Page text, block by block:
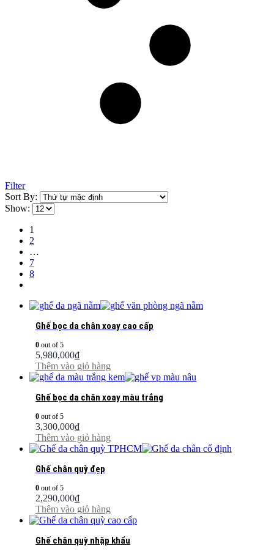
Filter
Sort By:
Show:
1
2
…
7
8
Ghế bọc da chân xoay cao cấp
0 out of 5
5,980,000₫
Thêm vào giỏ hàng
Ghế bọc da chân xoay màu trắng
0 out of 5
3,300,000₫
Thêm vào giỏ hàng
Ghế chân quỳ đẹp
0 out of 5
2,290,000₫
Thêm vào giỏ hàng
Ghế chân quỳ nhập khẩu